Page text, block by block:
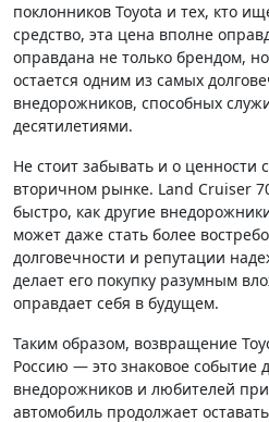
поклонников Toyota и тех, кто
средство, эта цена вполне
оправдана не только брендом,
остается одним из самых
внедорожников, способных
десятилетиями.
Не стоит забывать и о ценности
вторичном рынке. Land Cruiser
быстро, как другие
может даже стать более
долговечности и репутации
делает его покупку разумным
оправдает себя в будущем.
Таким образом, возвращение
Россию — это знаковое событие
внедорожников и любителей
автомобиль продолжает